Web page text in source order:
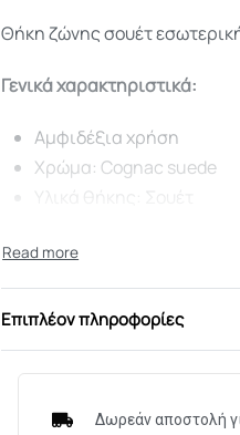
Θήκη ζώνης σουέτ
Γενικά χαρακτηριστικά:
Αμφιδέξια χρήση
Χρώμα: Cognac suede
Υλικά θήκης: Σουέτ
Χρήση: Εσωτερική θήκη
Συμβατή με:
Sig Sauer P226
Επιπλέον πληροφορίες
Δωρεάν αποστολή